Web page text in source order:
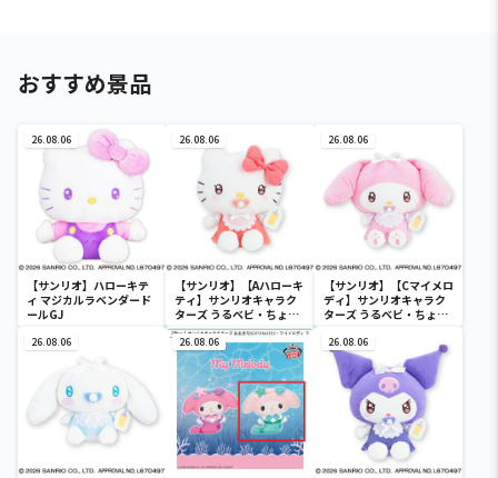
おすすめ景品
26.08.06
【サンリオ】ハローキテ
ィ マジカルラベンダード
ールGJ
26.08.06
【サンリオ】【Aハローキ
ティ】サンリオキャラク
ターズ うるベビ・ちょい
デカドール
26.08.06
【サンリオ】【Cマイメロ
ディ】サンリオキャラク
ターズ うるベビ・ちょい
26.08.06 26.08.06 26.08.06